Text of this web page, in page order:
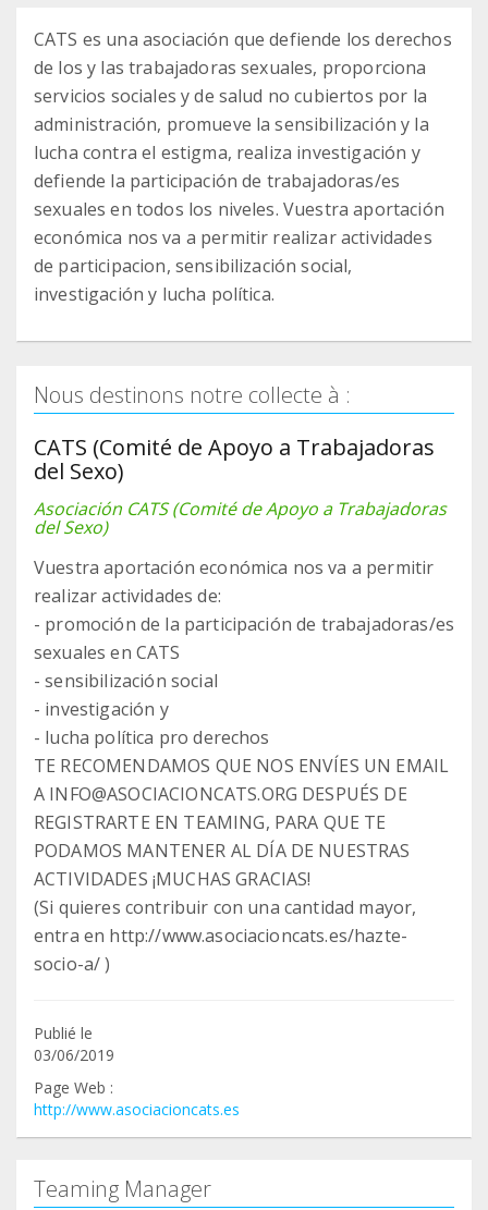
CATS es una asociación que defiende los derechos
de los y las trabajadoras sexuales, proporciona
servicios sociales y de salud no cubiertos por la
administración, promueve la sensibilización y la
lucha contra el estigma, realiza investigación y
defiende la participación de trabajadoras/es
sexuales en todos los niveles. Vuestra aportación
económica nos va a permitir realizar actividades
de participacion, sensibilización social,
investigación y lucha política.
Nous destinons notre collecte à :
CATS (Comité de Apoyo a Trabajadoras
del Sexo)
Asociación CATS (Comité de Apoyo a Trabajadoras
del Sexo)
Vuestra aportación económica nos va a permitir
realizar actividades de:
- promoción de la participación de trabajadoras/es
sexuales en CATS
- sensibilización social
- investigación y
- lucha política pro derechos
TE RECOMENDAMOS QUE NOS ENVÍES UN EMAIL
A INFO@ASOCIACIONCATS.ORG DESPUÉS DE
REGISTRARTE EN TEAMING, PARA QUE TE
PODAMOS MANTENER AL DÍA DE NUESTRAS
ACTIVIDADES ¡MUCHAS GRACIAS!
(Si quieres contribuir con una cantidad mayor,
entra en http://www.asociacioncats.es/hazte-
Publié le
03/06/2019
Page Web :
http://www.asociacioncats.es
Teaming Manager